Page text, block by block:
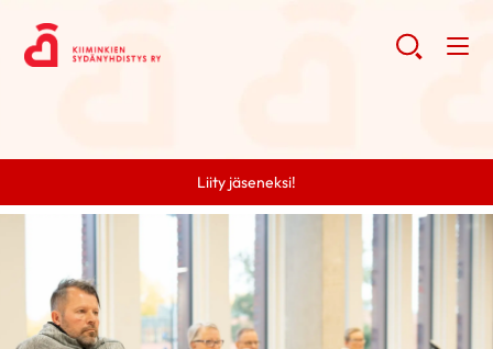
Liity jäseneksi!